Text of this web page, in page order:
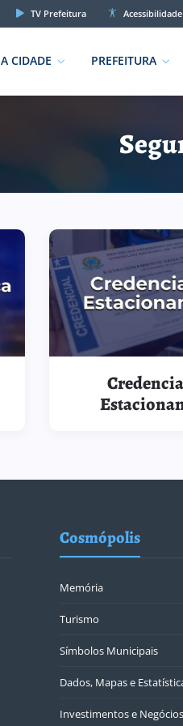
TV Prefeitura Acessibilidade
A CIDADE PREFEITURA
Cosmópolis
Memória
Turismo
Símbolos Municipais
Dados, Mapas e
Investimentos e Negócios